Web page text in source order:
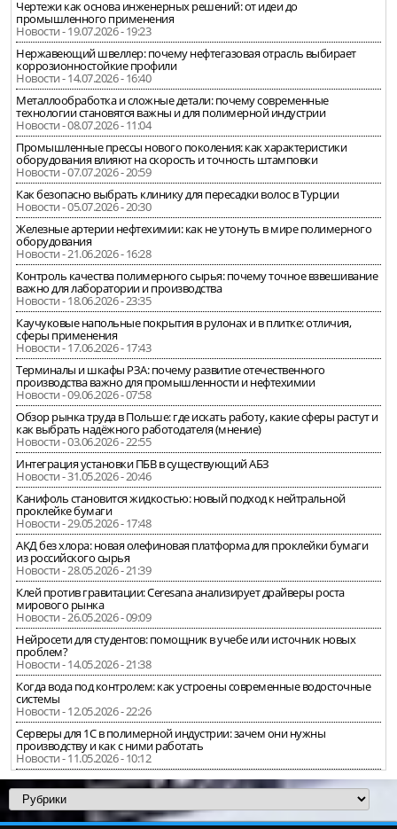
Чертежи как основа инженерных решений: от идеи до
промышленного применения
Новости - 19.07.2026 - 19:23
Нержавеющий швеллер: почему нефтегазовая отрасль выбирает
коррозионностойкие профили
Новости - 14.07.2026 - 16:40
Металлообработка и сложные детали: почему современные
технологии становятся важны и для полимерной индустрии
Новости - 08.07.2026 - 11:04
Промышленные прессы нового поколения: как характеристики
оборудования влияют на скорость и точность штамповки
Новости - 07.07.2026 - 20:59
Как безопасно выбрать клинику для пересадки волос в Турции
Новости - 05.07.2026 - 20:30
Железные артерии нефтехимии: как не утонуть в мире полимерного
оборудования
Новости - 21.06.2026 - 16:28
Контроль качества полимерного сырья: почему точное взвешивание
важно для лаборатории и производства
Новости - 18.06.2026 - 23:35
Каучуковые напольные покрытия в рулонах и в плитке: отличия,
сферы применения
Новости - 17.06.2026 - 17:43
Терминалы и шкафы РЗА: почему развитие отечественного
производства важно для промышленности и нефтехимии
Новости - 09.06.2026 - 07:58
Обзор рынка труда в Польше: где искать работу, какие сферы растут и
как выбрать надёжного работодателя (мнение)
Новости - 03.06.2026 - 22:55
Интеграция установки ПБВ в существующий АБЗ
Новости - 31.05.2026 - 20:46
Канифоль становится жидкостью: новый подход к нейтральной
проклейке бумаги
Новости - 29.05.2026 - 17:48
АКД без хлора: новая олефиновая платформа для проклейки бумаги
из российского сырья
Новости - 28.05.2026 - 21:39
Клей против гравитации: Ceresana анализирует драйверы роста
мирового рынка
Новости - 26.05.2026 - 09:09
Нейросети для студентов: помощник в учебе или источник новых
проблем?
Новости - 14.05.2026 - 21:38
Когда вода под контролем: как устроены современные водосточные
системы
Новости - 12.05.2026 - 22:26
Серверы для 1С в полимерной индустрии: зачем они нужны
производству и как с ними работать
Новости - 11.05.2026 - 10:12